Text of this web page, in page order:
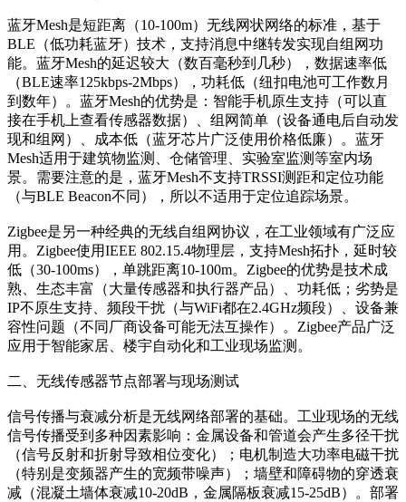
蓝牙Mesh是短距离（10-100m）无线网状网络的标准，基于
BLE（低功耗蓝牙）技术，支持消息中继转发实现自组网功
能。蓝牙Mesh的延迟较大（数百毫秒到几秒），数据速率低
（BLE速率125kbps-2Mbps），功耗低（纽扣电池可工作数月
到数年）。蓝牙Mesh的优势是：智能手机原生支持（可以直
接在手机上查看传感器数据）、组网简单（设备通电后自动发
现和组网）、成本低（蓝牙芯片广泛使用价格低廉）。蓝牙
Mesh适用于建筑物监测、仓储管理、实验室监测等室内场
景。需要注意的是，蓝牙Mesh不支持TRSSI测距和定位功能
（与BLE Beacon不同），所以不适用于定位追踪场景。
Zigbee是另一种经典的无线自组网协议，在工业领域有广泛应
用。Zigbee使用IEEE 802.15.4物理层，支持Mesh拓扑，延时较
低（30-100ms），单跳距离10-100m。Zigbee的优势是技术成
熟、生态丰富（大量传感器和执行器产品）、功耗低；劣势是
IP不原生支持、频段干扰（与WiFi都在2.4GHz频段）、设备兼
容性问题（不同厂商设备可能无法互操作）。Zigbee产品广泛
应用于智能家居、楼宇自动化和工业现场监测。
二、无线传感器节点部署与现场测试
信号传播与衰减分析是无线网络部署的基础。工业现场的无线
信号传播受到多种因素影响：金属设备和管道会产生多径干扰
（信号反射和折射导致相位变化）；电机制造大功率电磁干扰
（特别是变频器产生的宽频带噪声）；墙壁和障碍物的穿透衰
减（混凝土墙体衰减10-20dB，金属隔板衰减15-25dB）。部署